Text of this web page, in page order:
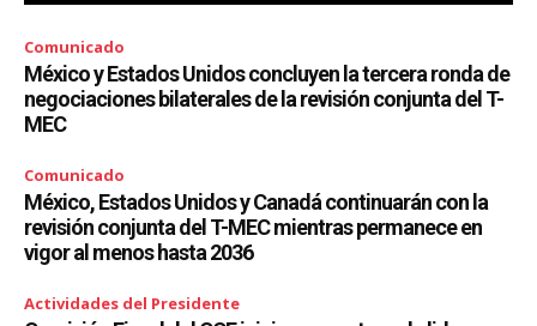
Comunicado
México y Estados Unidos concluyen la tercera ronda de
negociaciones bilaterales de la revisión conjunta del T-
MEC
Comunicado
México, Estados Unidos y Canadá continuarán con la
revisión conjunta del T-MEC mientras permanece en
vigor al menos hasta 2036
Actividades del Presidente